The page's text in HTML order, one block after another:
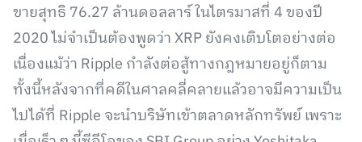
ขายสุทธิ 76.27 ล้านดอลลาร์ ในไตรมาสที่ 4 ของปี
2020 ไม่จำเป็นต้องพูดว่า XRP ยังคงเติบโตอย่างต่อ
เนื่องแม้ว่า Ripple กำลังต่อสู้ทางกฎหมายอยู่ก็ตาม
ทั้งนี้หลังจากที่คดีในศาลคลี่คลายแล้วอาจมีความเป็น
ไปได้ที่ Ripple จะนำบริษัทเข้าตลาดหลักทรัพย์ เพราะ